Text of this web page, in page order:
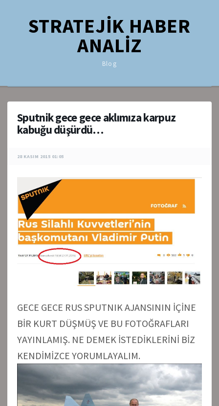
STRATEJİK HABER
ANALİZ
Blog
Sputnik gece gece aklımıza karpuz
kabuğu düşürdü…
28 KASIM 2015 01:05
GECE GECE RUS SPUTNIK AJANSININ İÇİNE
BİR KURT DÜŞMÜŞ VE BU FOTOĞRAFLARI
YAYINLAMIŞ. NE DEMEK İSTEDİKLERİNİ BİZ
KENDİMİZCE YORUMLAYALIM.